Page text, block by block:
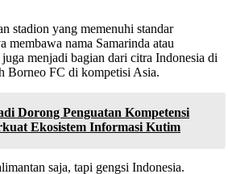
stadion yang memenuhi standar
membawa nama Samarinda atau
menjadi bagian dari citra Indonesia di
Borneo FC di kompetisi Asia.
Dorong Penguatan Kompetensi
Ekosistem Informasi Kutim
saja, tapi gengsi Indonesia.